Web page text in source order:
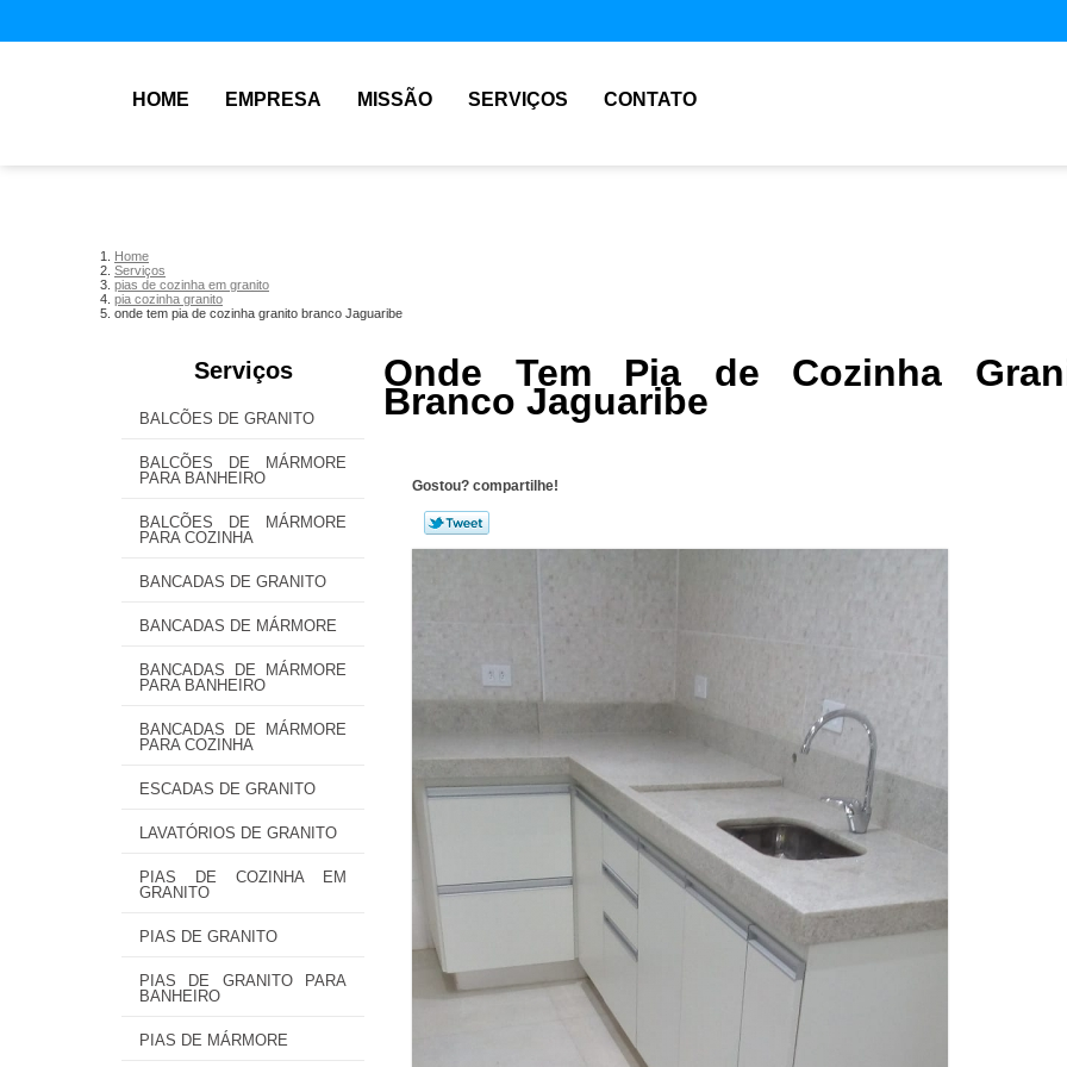
HOME EMPRESA MISSÃO SERVIÇOS CONTATO
Home
Serviços
pias de cozinha em granito
pia cozinha granito
onde tem pia de cozinha granito branco Jaguaribe
Serviços
BALCÕES DE GRANITO
BALCÕES DE MÁRMORE
PARA BANHEIRO
BALCÕES DE MÁRMORE
PARA COZINHA
BANCADAS DE GRANITO
BANCADAS DE MÁRMORE
BANCADAS DE MÁRMORE
PARA BANHEIRO
BANCADAS DE MÁRMORE
PARA COZINHA
ESCADAS DE GRANITO
LAVATÓRIOS DE GRANITO
PIAS DE COZINHA EM
GRANITO
PIAS DE GRANITO
PIAS DE GRANITO PARA
BANHEIRO
PIAS DE MÁRMORE
Onde Tem Pia de Cozinha
Branco Jaguaribe
Gostou? compartilhe!